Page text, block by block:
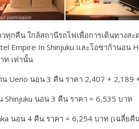
ทุกคืน ใกล้สถานีรถไฟเพื่อการเดินทางส
Empire In Shinjuku และโอซาก้านอ
ท เท่านั้น
น Ueno นอน 3 คืน ราคา 2,407 + 2,189
Shinjuku นอน 3 คืน ราคา = 6,535 บาท
นอน 4 คืน ราคา = 6,254 บาท (เฉลี่ย